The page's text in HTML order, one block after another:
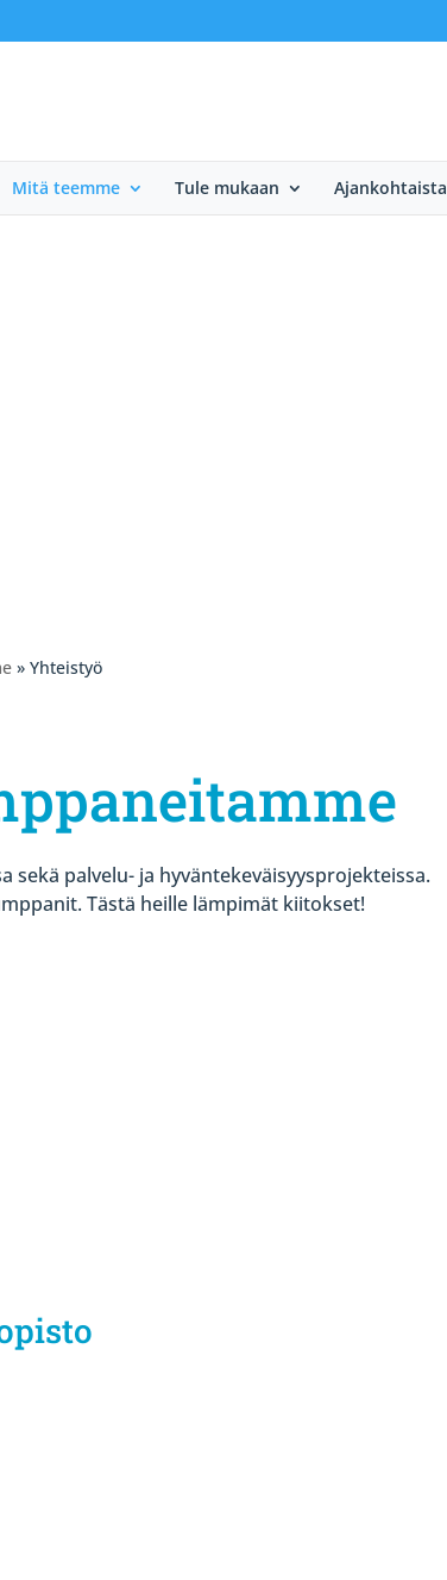
Mitä teemme Tule mukaan Ajankohtaista
» Yhteistyö
palvelu- ja hyväntekeväisyysprojekteissa.
Tästä heille lämpimät kiitokset!